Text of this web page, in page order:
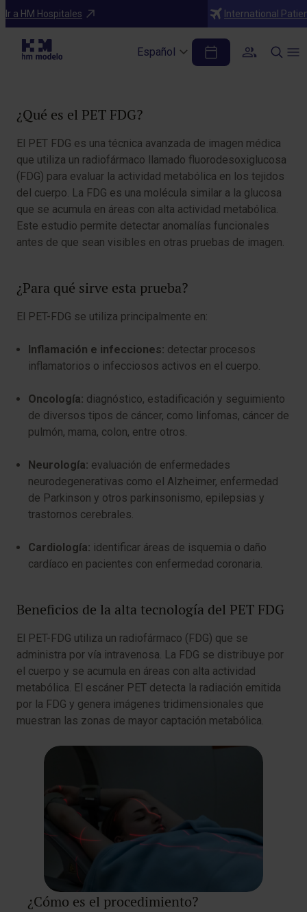
Ir a HM Hospitales International
Español
Diagnósticos
PET FDG
¿Qué es el PET FDG?
El PET FDG es una técnica avanzada de imagen médica
que utiliza un radiofármaco llamado fluorodesoxiglucosa
(FDG) para evaluar la actividad metabólica en los tejidos
del cuerpo. La FDG es una molécula similar a la glucosa
que se acumula en áreas con alta actividad metabólica.
Este estudio permite detectar anomalías funcionales
antes de que sean visibles en otras pruebas de imagen.
¿Para qué sirve esta prueba?
El PET-FDG se utiliza principalmente en:
Inflamación e infecciones: detectar procesos
inflamatorios o infecciosos activos en el cuerpo.
Oncología: diagnóstico, estadificación y seguimiento
de diversos tipos de cáncer, como linfomas, cáncer de
pulmón, mama, colon, entre otros.
Neurología: evaluación de enfermedades
neurodegenerativas como el Alzheimer, enfermedad
de Parkinson y otros parkinsonismo, epilepsias y
trastornos cerebrales.
Cardiología: identificar áreas de isquemia o daño
cardíaco en pacientes con enfermedad coronaria.
Beneficios de la alta tecnología del PET FDG
El PET-FDG utiliza un radiofármaco (FDG) que se
administra por vía intravenosa. La FDG se distribuye por
el cuerpo y se acumula en áreas con alta actividad
metabólica. El escáner PET detecta la radiación emitida
por la FDG y genera imágenes tridimensionales que
muestran las zonas de mayor captación metabólica.
¿Cómo es el procedimiento?